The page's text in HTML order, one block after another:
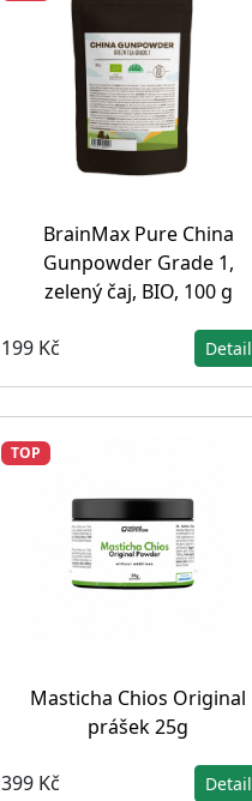
BrainMax Pure China
Gunpowder Grade 1,
zelený čaj, BIO, 100 g
199 Kč Detail
TOP
Masticha Chios Original
prášek 25g
399 Kč Detail